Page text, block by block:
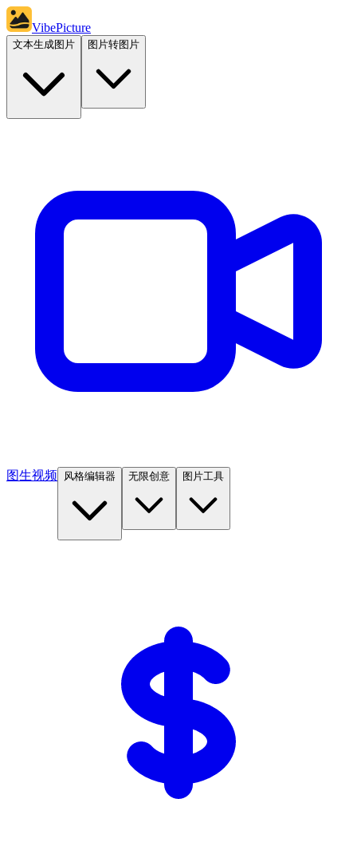
VibePicture
文本生成图片 图片转图片
图生视频 风格编辑器 无限创意 图片工具